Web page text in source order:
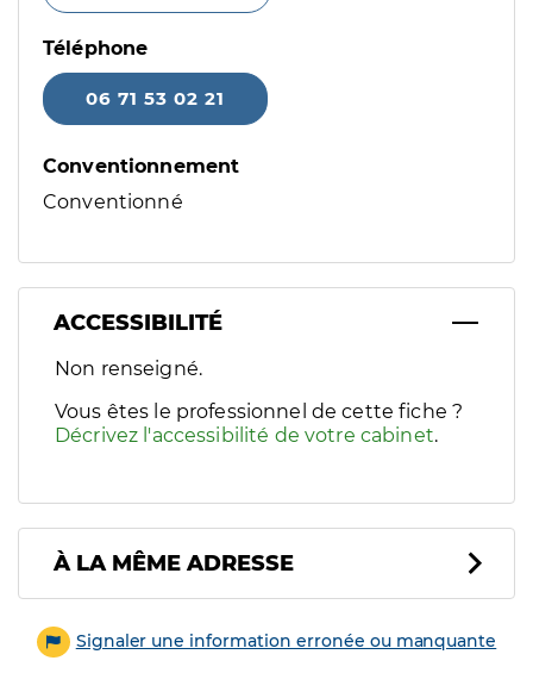
Téléphone
06 71 53 02 21
Conventionnement
Conventionné
ACCESSIBILITÉ
Filtres
Sélectionnez un ou plusieurs handicaps/besoins
Non renseigné.
Vous êtes le professionnel de cette fiche ?
Décrivez l'accessibilité de votre cabinet.
À LA MÊME ADRESSE
Signaler une information erronée ou manquante